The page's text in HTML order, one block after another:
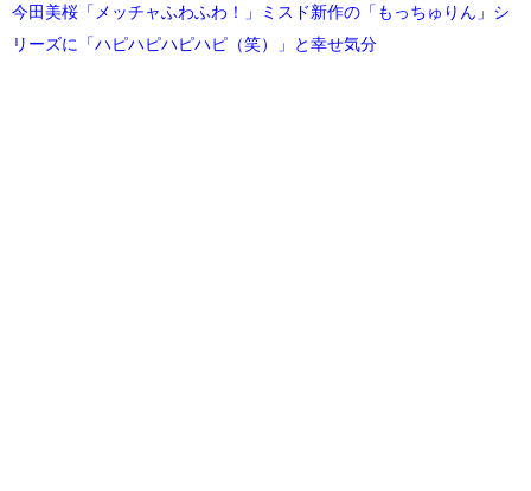
今田美桜「メッチャふわふわ！」ミスド新作の「もっちゅりん」シ
リーズに「ハピハピハピハピ（笑）」と幸せ気分